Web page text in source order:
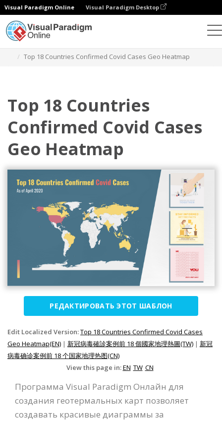
Visual Paradigm Online Visual Paradigm Desktop
Top 18 Countries Confirmed Covid Cases Geo Heatmap
Top 18 Countries
Confirmed Covid Cases
Geo Heatmap
РЕДАКТИРОВАТЬ ЭТОТ ШАБЛОН
Edit Localized Version:Top 18 Countries Confirmed Covid Cases
Geo Heatmap(EN) | 新冠病毒確診案例前 18 個國家地理熱圖(TW) | 新冠
病毒确诊案例前 18 个国家地理热图(CN)
View this page in:EN TW CN
Программа Visual Paradigm Онлайн для
создания геотермальных карт позволяет
создавать красивые диаграммы за